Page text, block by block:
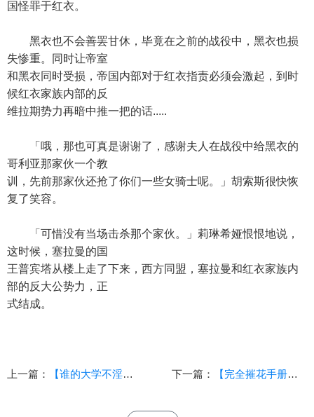
国怪罪于红衣。
黑衣也不会善罢甘休，毕竟在之前的战役中，黑衣也损
失惨重。同时让帝室
和黑衣同时受损，帝国内部对于红衣指责必须会激起，到时
候红衣家族内部的反
维拉期势力再暗中推一把的话.....
「哦，那也可真是谢谢了，感谢夫人在战役中给黑衣的
哥利亚那家伙一个教
训，先前那家伙还抢了你们一些女骑士呢。」胡索斯很快恢
复了笑容。
「可惜没有当场击杀那个家伙。」莉琳希娅恨恨地说，
这时候，塞拉曼的国
王普宾塔从楼上走了下来，西方同盟，塞拉曼和红衣家族内
部的反大公势力，正
式结成。
上一篇： 【谁的大学不淫荡？】（86）（校园，乱伦，后宫，青春） 下一篇： 【完全摧花手册外传之巴伦琪亚】（上）